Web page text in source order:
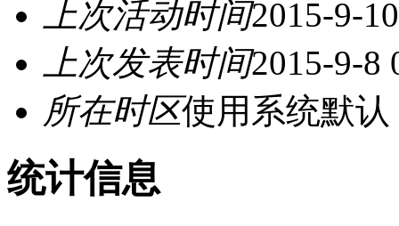
上次活动时间2015-9-
上次发表时间2015-9-8
所在时区使用系统默认
统计信息